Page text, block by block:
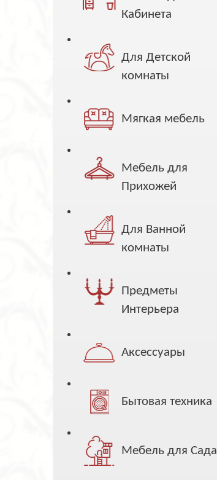
Кабинета
Для Детской
комнаты
Мягкая мебель
Мебель для
Прихожей
Для Ванной
комнаты
Предметы
Интерьера
Аксессуары
Бытовая техника
Мебель для Сада